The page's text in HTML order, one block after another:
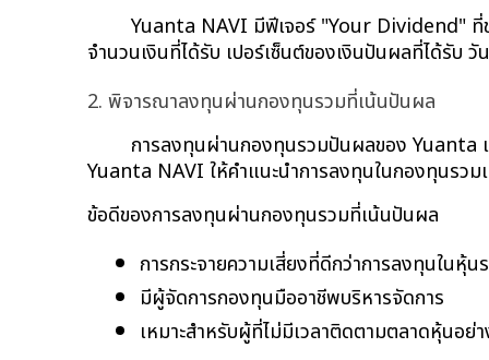
Yuanta NAVI มีฟีเจอร์ "Your Dividend" ที่
จำนวนเงินที่ได้รับ เปอร์เซ็นต์ของเงินปันผลที่ได้รับ
2. พิจารณาลงทุนผ่านกองทุนรวมที่เน้นปันผล
การลงทุนผ่านกองทุนรวมปันผลของ Yuanta
Yuanta NAVI ให้คำแนะนำการลงทุนในกองทุนรว
ข้อดีของการลงทุนผ่านกองทุนรวมที่เน้นปันผล
การกระจายความเสี่ยงที่ดีกว่าการลงทุนในหุ้น
มีผู้จัดการกองทุนมืออาชีพบริหารจัดการ
เหมาะสำหรับผู้ที่ไม่มีเวลาติดตามตลาดหุ้นอย่